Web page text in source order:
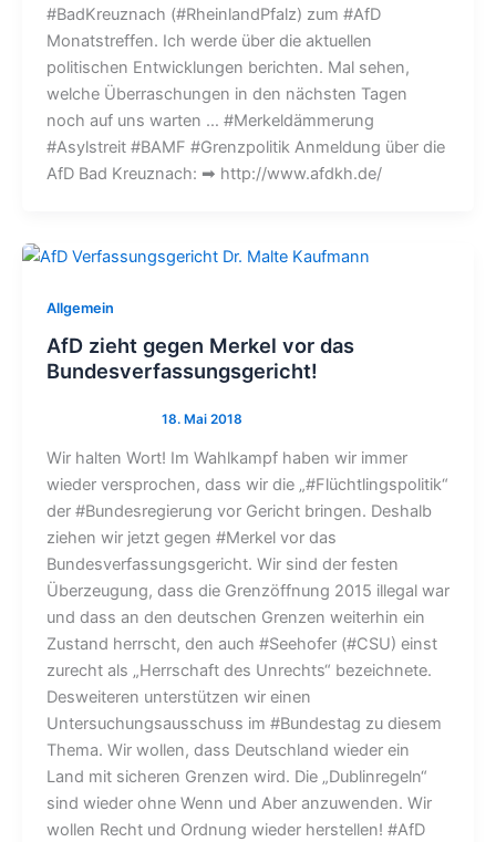
#BadKreuznach (#RheinlandPfalz) zum #AfD
Monatstreffen. Ich werde über die aktuellen
politischen Entwicklungen berichten. Mal sehen,
welche Überraschungen in den nächsten Tagen
noch auf uns warten … #Merkeldämmerung
#Asylstreit #BAMF #Grenzpolitik Anmeldung über die
AfD Bad Kreuznach: ➡ http://www.afdkh.de/
Allgemein
AfD zieht gegen Merkel vor das
Bundesverfassungsgericht!
Wir halten Wort! Im Wahlkampf haben wir immer
wieder versprochen, dass wir die „#Flüchtlingspolitik“
der #Bundesregierung vor Gericht bringen. Deshalb
ziehen wir jetzt gegen #Merkel vor das
Bundesverfassungsgericht. Wir sind der festen
Überzeugung, dass die Grenzöffnung 2015 illegal war
und dass an den deutschen Grenzen weiterhin ein
Zustand herrscht, den auch #Seehofer (#CSU) einst
zurecht als „Herrschaft des Unrechts“ bezeichnete.
Desweiteren unterstützen wir einen
Untersuchungsausschuss im #Bundestag zu diesem
Thema. Wir wollen, dass Deutschland wieder ein
Land mit sicheren Grenzen wird. Die „Dublinregeln“
sind wieder ohne Wenn und Aber anzuwenden. Wir
wollen Recht und Ordnung wieder herstellen! #AfD